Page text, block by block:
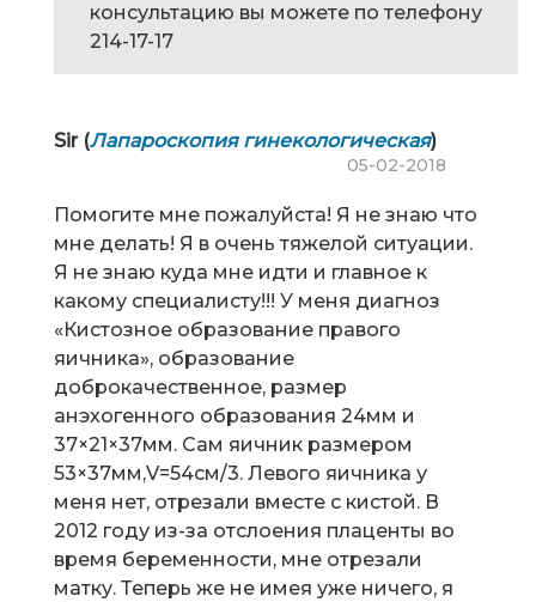
консультацию вы можете по телефону
214-17-17
Sir (Лапароскопия гинекологическая)
05-02-2018
Помогите мне пожалуйста! Я не знаю что
мне делать! Я в очень тяжелой ситуации.
Я не знаю куда мне идти и главное к
какому специалисту!!! У меня диагноз
«Кистозное образование правого
яичника», образование
доброкачественное, размер
анэхогенного образования 24мм и
37×21×37мм. Сам яичник размером
53×37мм,V=54см/3. Левого яичника у
меня нет, отрезали вместе с кистой. В
2012 году из-за отслоения плаценты во
время беременности, мне отрезали
матку. Теперь же не имея уже ничего, я